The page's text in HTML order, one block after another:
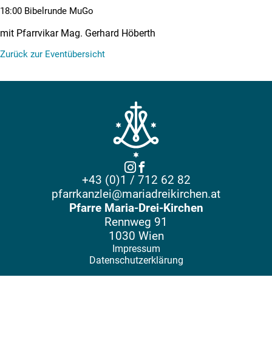
18:00 Bibelrunde MuGo
mit Pfarrvikar Mag. Gerhard Höberth
Zurück zur Eventübersicht
+43 (0)1 / 712 62 82
pfarrkanzlei@mariadreikirchen.at
Pfarre Maria-Drei-Kirchen
Rennweg 91
1030 Wien
Impressum
Datenschutzerklärung